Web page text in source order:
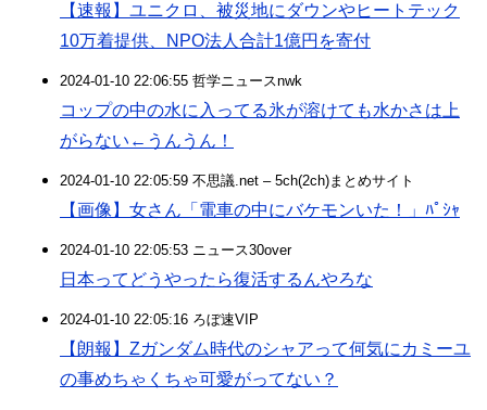
【速報】ユニクロ、被災地にダウンやヒートテック
10万着提供、NPO法人合計1億円を寄付
2024-01-10 22:06:55 哲学ニュースnwk
コップの中の水に入ってる氷が溶けても水かさは上
がらない←うんうん！
2024-01-10 22:05:59 不思議.net – 5ch(2ch)まとめサイト
【画像】女さん「電車の中にバケモンいた！」ﾊﾟｼｬ
2024-01-10 22:05:53 ニュース30over
日本ってどうやったら復活するんやろな
2024-01-10 22:05:16 ろぼ速VIP
【朗報】Zガンダム時代のシャアって何気にカミーユ
の事めちゃくちゃ可愛がってない？